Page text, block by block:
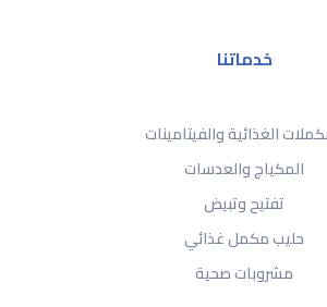
خدماتنا
الغذائية والفيتامينات
المكياج والعدسات
تفتيح وتبيض
حليب مكمل غذائي
مشروبات صحية